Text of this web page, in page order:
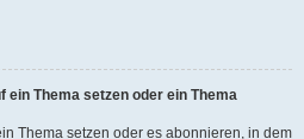
ein Thema setzen oder ein Thema
Thema setzen oder es abonnieren, in dem